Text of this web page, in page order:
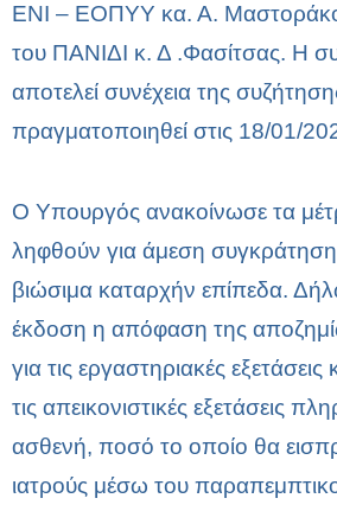
ΕΝΙ – ΕΟΠΥΥ κα. Α.
του ΠΑΝΙΔΙ κ. Δ .Φασίτσας. Η
αποτελεί συνέχεια της
πραγματοποιηθεί στις 18/01/
Ο Υπουργός ανακοίνωσε τα
ληφθούν για άμεση
βιώσιμα καταρχήν επίπεδα.
έκδοση η απόφαση της
για τις εργαστηριακές
τις απεικονιστικές εξετάσεις
ασθενή, ποσό το οποίο θα
ιατρούς μέσω του